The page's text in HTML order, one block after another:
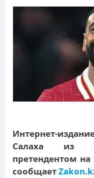
Интернет-
Салаха из
претендентом
сообщает